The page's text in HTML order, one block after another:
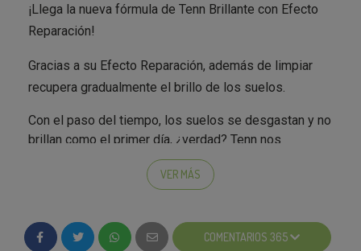
¡Llega la nueva fórmula de Tenn Brillante con Efecto
Reparación!
Gracias a su Efecto Reparación, además de limpiar
recupera gradualmente el brillo de los suelos.
Con el paso del tiempo, los suelos se desgastan y no
brillan como el primer día, ¿verdad? Tenn nos
presenta su nueva generación de limpiadores, la
renovada gama Tenn Brillante que, además de limpiar,
Gracias a su fórmula innovadora con Efecto
VER MÁS
COMENTARIOS 365